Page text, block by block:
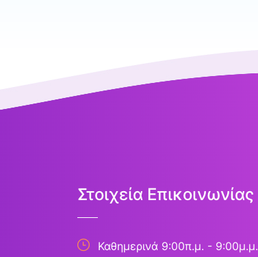
Στοιχεία Επικοινωνίας
Καθημερινά 9:00π.μ. - 9:00μ.μ.